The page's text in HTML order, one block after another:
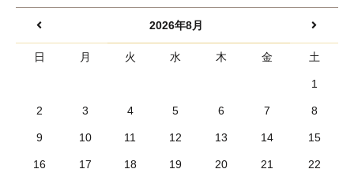
2026年8月
日 月 火 水 木 金 土
1
2 3 4 5 6 7 8
9 10 11 12 13 14 15
16 17 18 19 20 21 22